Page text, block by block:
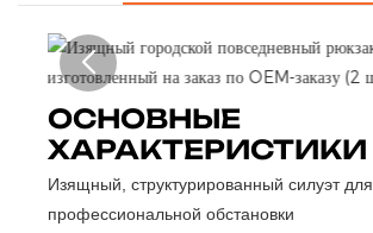
ОСНОВНЫЕ
ХАРАКТЕРИСТИКИ
Изящный, структурированный силуэт для
профессиональной обстановки